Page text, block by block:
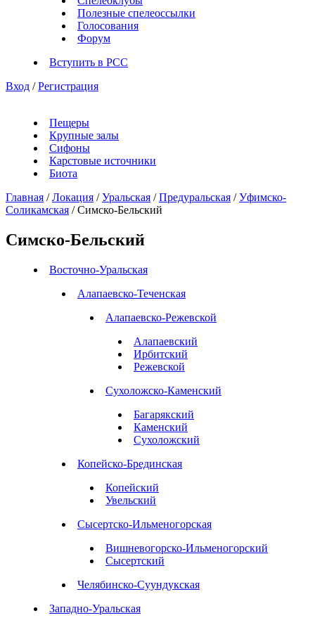
Полезные спелеоссылки
Голосования
Форум
Вступить в РСС
Вход / Регистрация
Пещеры
Крупные залы
Сифоны
Карстовые источники
Биота
Главная / Локация / Уральская / Предуральская / Уфимско-
Соликамская / Симско-Бельский
Симско-Бельский
Восточно-Уральская
Алапаевско-Теченская
Алапаевско-Режевской
Алапаевский
Ирбитский
Режевской
Сухоложско-Каменский
Багарякский
Каменский
Сухоложский
Копейско-Брединская
Копейский
Увельский
Сысертско-Ильменогорская
Вишневогорско-Ильменогорский
Сысертский
Челябинско-Суундукская
Западно-Уральская